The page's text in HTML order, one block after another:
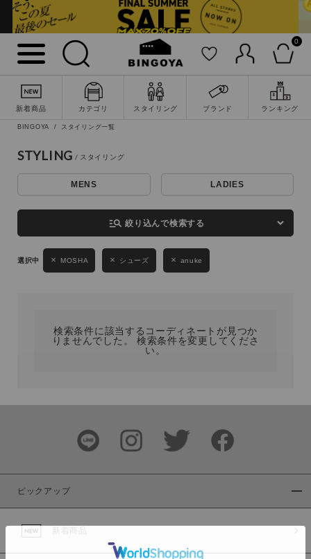
0
新着商品 カテゴリ スタイリング ブランド ランキング
詳細検索
BINGOYA スタイリング一覧
STYLING
MENS LADIES
manage_search 絞り込んで検索する
MOSHA シューズ anuke
検索条件に該当するコーディネートが見つか
りませんでした。 検索条件を変更してくださ
い。
ピックアップ
新着商品